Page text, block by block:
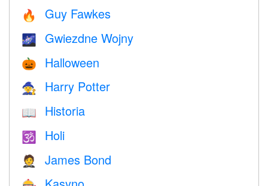
🔥 Guy Fawkes
🌌 Gwiezdne Wojny
🎃 Halloween
🧙 Harry Potter
📖 Historia
🕉 Holi
🤵 James Bond